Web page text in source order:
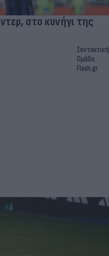
στο κυνήγι της
Συντακτική
Ομάδα
Flash.gr